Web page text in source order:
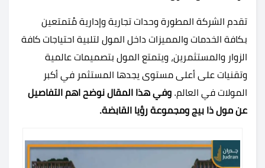
تقدم الشركة المطورة وحدات تجارية وإدارية مُتمتعين
بكافة الخدمات والمميزات داخل المول لتلبية احتياجات كافة
الزوار والمستثمرين، ويتمتع المول بتصميمات عالمية
وتقنيات على أعلى مستوى يجدها المستثمر في أكبر
المولات في العالم. وفي هذا المقال نوضح اهم التفاصيل
عن مول ذا بيج ومجموعة رؤيا القابضة.